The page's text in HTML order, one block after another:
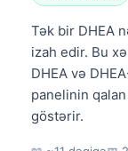
Tək bir DHEA
izah edir. Bu
DHEA və
panelinin
göstərir.